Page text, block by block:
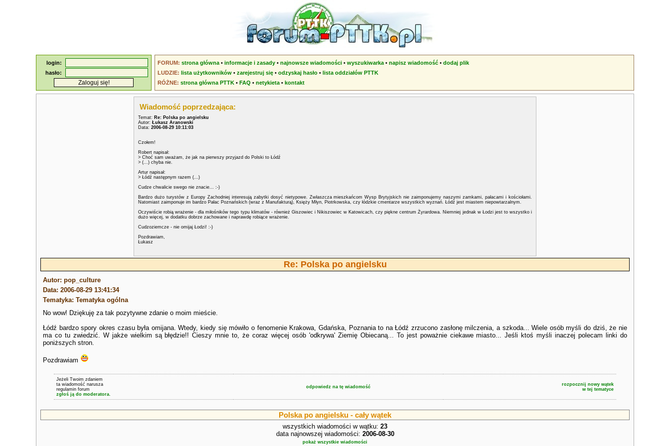
login:
hasło:
FORUM: strona główna • informacje i zasady • najnowsze wiadomości • wyszukiwarka • napisz wiadomość • dodaj plik
LUDZIE: lista użytkowników • zarejestruj się • odzyskaj hasło • lista oddziałów PTTK
RÓŻNE: strona główna PTTK • FAQ • netykieta • kontakt
Wiadomość poprzedzająca:
Temat: Re: Polska po angielsku
Autor: Łukasz Aranowski
Data: 2006-08-29 10:11:03
Czołem!
Robert napisał:
> Choć sam uważam, że jak na pierwszy przyjazd do Polski to Łódź
> (...) chyba nie.
Artur napisał:
> Łódź następnym razem (...)
Cudze chwalicie swego nie znacie... :-)
Bardzo dużo turystów z Europy Zachodniej interesują zabytki dosyć nietypowe. Zwłaszcza mieszkańcom Wysp Brytyjskich nie zaimponujemy naszymi zamkami, pałacami i kościołami.
Natomiast zaimponuje im bardzo Pałac Poznańskich (wraz z Manufakturą), Księży Młyn, Piotrkowska, czy łódzkie cmentarze wszystkich wyznań. Łódź jest miastem niepowtarzalnym.
Oczywiście robią wrażenie - dla miłośników tego typu klimatów - również Giszowiec i Nikiszowiec w Katowicach, czy piękne centrum Żyrardowa. Niemniej jednak w Łodzi jest to wszystko i
dużo więcej, w dodatku dobrze zachowane i naprawdę robiące wrażenie.
Cudzoziemcze - nie omijaj Łodzi! :-)
Pozdrawiam,
Łukasz
Re: Polska po angielsku
Autor: pop_culture
Data: 2006-08-29 13:41:34
Tematyka: Tematyka ogólna
No wow! Dziękuję za tak pozytywne zdanie o moim mieście.
Łódź bardzo spory okres czasu była omijana. Wtedy, kiedy się mówiło o fenomenie Krakowa, Gdańska, Poznania to na Łódź zrzucono zasłonę milczenia, a szkoda... Wiele osób myśli do dziś, że nie
ma co tu zwiedzić. W jakże wielkim są błędzie!! Cieszy mnie to, że coraz więcej osób 'odkrywa' Ziemię Obiecaną... To jest poważnie ciekawe miasto... Jeśli ktoś myśli inaczej polecam linki do
poniższych stron.
Pozdrawiam
Jeżeli Twoim zdaniem
ta wiadomość narusza
regulamin forum
zgłoś ją do moderatora.
odpowiedz na tę wiadomość
rozpocznij nowy wątek
w tej tematyce
Polska po angielsku - cały wątek
wszystkich wiadomości w wątku: 23
data najnowszej wiadomości: 2006-08-30
pokaż wszystkie wiadomości